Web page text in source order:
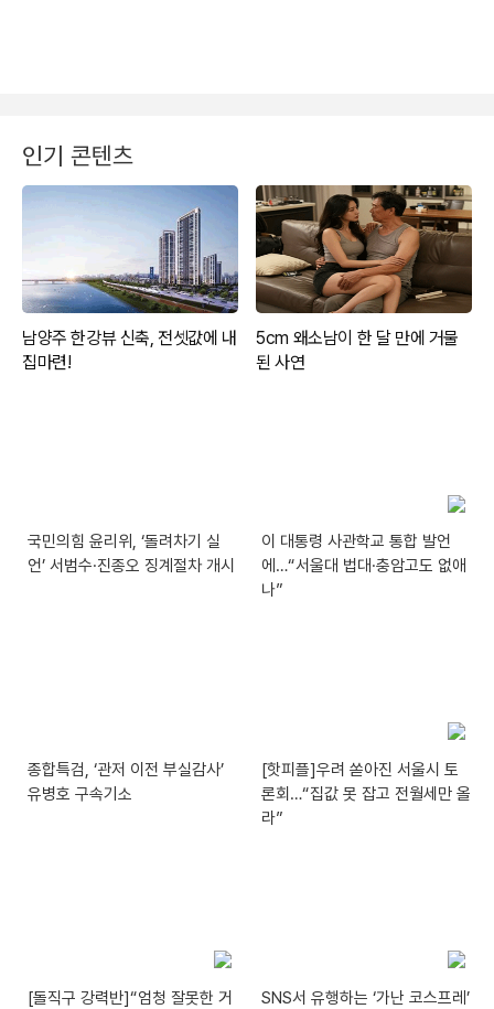
인기 콘텐츠
국민의힘 윤리위, ‘돌려차기 실
언’ 서범수·진종오 징계절차 개시
이 대통령 사관학교 통합 발언
에…“서울대 법대·충암고도 없애
나”
종합특검, ‘관저 이전 부실감사’
유병호 구속기소
[핫피플]우려 쏟아진 서울시 토
론회…“집값 못 잡고 전월세만 올
라”
[돌직구 강력반]“엄청 잘못한 거
SNS서 유행하는 ‘가난 코스프레’